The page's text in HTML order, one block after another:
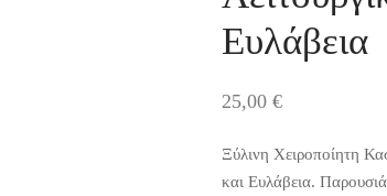
Ευλάβεια
25,00 €
Ξύλινη Χειροποίητη
και Ευλάβεια.